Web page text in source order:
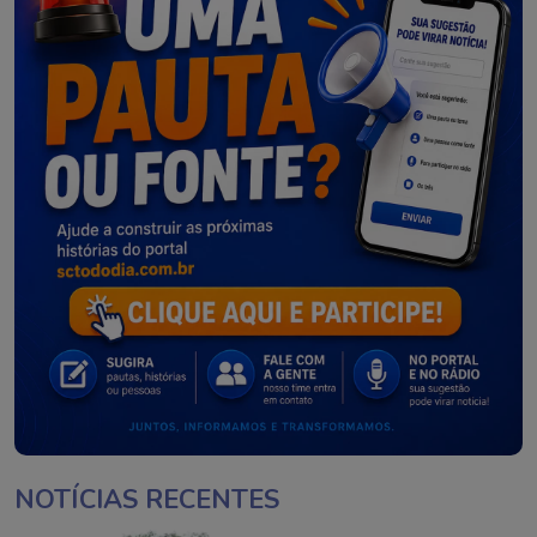
NOTÍCIAS RECENTES